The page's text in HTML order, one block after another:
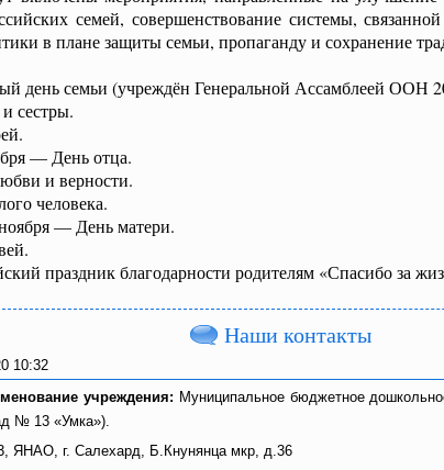
семей, совершенствование системы,
в плане защиты семьи, пропаганду и сохранение
день семьи (учреждён Генеральной Ассамблеей ООН
сестры.
— День отца.
и верности.
человека.
— День матери.
праздник благодарности родителям «Спасибо за
Наши контакты
10:32
учреждения: Муниципальное бюджетное
№ 13 «Умка»).
ЯНАО, г. Салехард, Б.Кнунянца мкр, д.36